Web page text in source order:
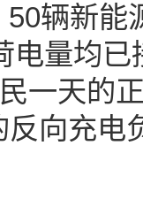
辆新能
电量均
一天的
向充电